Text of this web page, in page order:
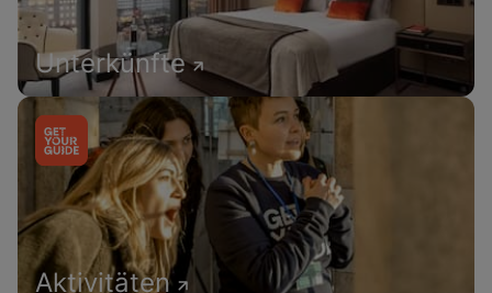
Unterkünfte
Aktivitäten